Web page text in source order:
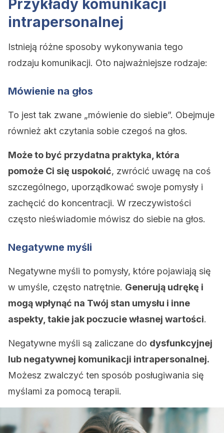
Przykłady komunikacji
intrapersonalnej
Istnieją różne sposoby wykonywania tego
rodzaju komunikacji. Oto najważniejsze rodzaje:
Mówienie na głos
To jest tak zwane „mówienie do siebie”. Obejmuje
również akt czytania sobie czegoś na głos.
Może to być przydatna praktyka, która
pomoże Ci się uspokoić, zwrócić uwagę na coś
szczególnego, uporządkować swoje pomysły i
zachęcić do koncentracji. W rzeczywistości
często nieświadomie mówisz do siebie na głos.
Negatywne myśli
Negatywne myśli to pomysły, które pojawiają się
w umyśle, często natrętnie. Generują udrękę i
mogą wpłynąć na Twój stan umysłu i inne
aspekty, takie jak poczucie własnej wartości.
Negatywne myśli są zaliczane do dysfunkcyjnej
lub negatywnej komunikacji intrapersonalnej.
Możesz zwalczyć ten sposób posługiwania się
myślami za pomocą terapii.